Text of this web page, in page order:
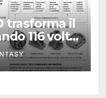
trasforma il
116 volte